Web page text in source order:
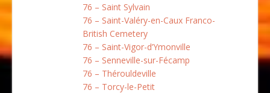
76 – Saint Sylvain
76 – Saint-Valéry-en-Caux Franco-
British Cemetery
76 – Saint-Vigor-d’Ymonville
76 – Senneville-sur-Fécamp
76 – Thérouldeville
76 – Torcy-le-Petit